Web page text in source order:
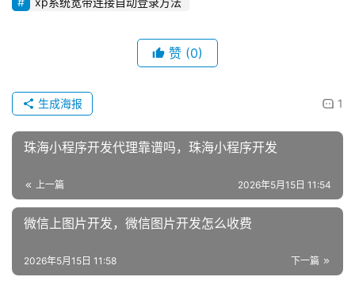
赞 (0)
1
生成海报
珠海小程序开发代理靠谱吗，珠海小程序开发
上一篇 2026年5月15日 11:54
微信上图片开发，微信图片开发怎么收费
下一篇
2026年5月15日 11:58